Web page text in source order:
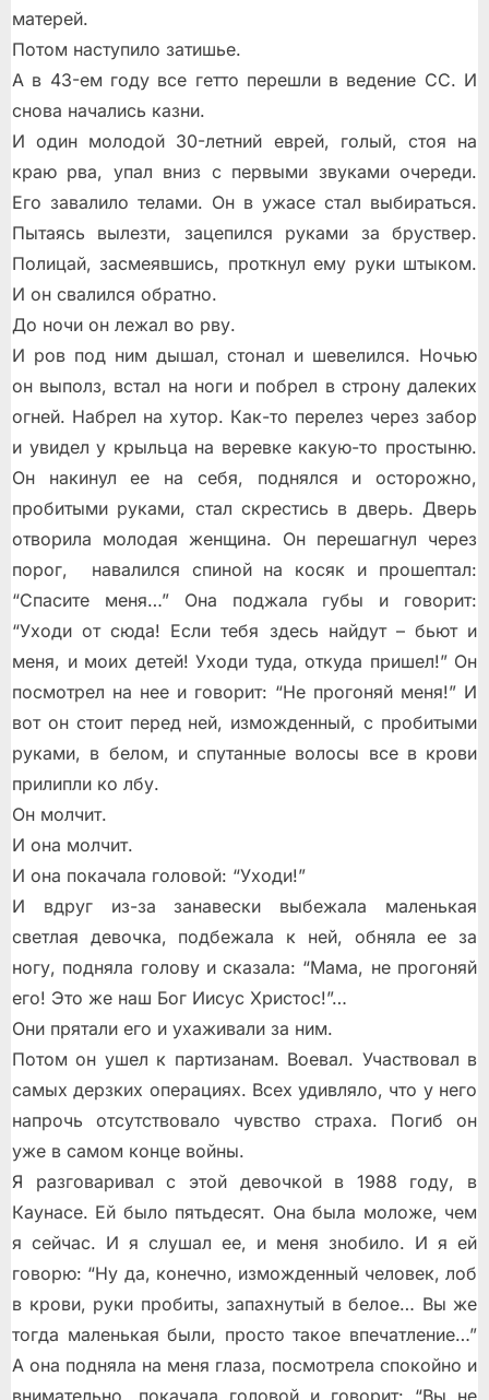
матерей.
Потом наступило затишье.
А в 43-ем году все гетто перешли в ведение СС. И
снова начались казни.
И один молодой 30-летний еврей, голый, стоя на
краю рва, упал вниз с первыми звуками очереди.
Его завалило телами. Он в ужасе стал выбираться.
Пытаясь вылезти, зацепился руками за бруствер.
Полицай, засмеявшись, проткнул ему руки штыком.
И он свалился обратно.
До ночи он лежал во рву.
И ров под ним дышал, стонал и шевелился. Ночью
он выполз, встал на ноги и побрел в строну далеких
огней. Набрел на хутор. Как-то перелез через забор
и увидел у крыльца на веревке какую-то простыню.
Он накинул ее на себя, поднялся и осторожно,
пробитыми руками, стал скрестись в дверь. Дверь
отворила молодая женщина. Он перешагнул через
порог, навалился спиной на косяк и прошептал:
“Спасите меня…” Она поджала губы и говорит:
“Уходи от сюда! Если тебя здесь найдут – бьют и
меня, и моих детей! Уходи туда, откуда пришел!” Он
посмотрел на нее и говорит: “Не прогоняй меня!” И
вот он стоит перед ней, изможденный, с пробитыми
руками, в белом, и спутанные волосы все в крови
прилипли ко лбу.
Он молчит.
И она молчит.
И она покачала головой: “Уходи!”
И вдруг из-за занавески выбежала маленькая
светлая девочка, подбежала к ней, обняла ее за
ногу, подняла голову и сказала: “Мама, не прогоняй
его! Это же наш Бог Иисус Христос!”…
Они прятали его и ухаживали за ним.
Потом он ушел к партизанам. Воевал. Участвовал в
самых дерзких операциях. Всех удивляло, что у него
напрочь отсутствовало чувство страха. Погиб он
уже в самом конце войны.
Я разговаривал с этой девочкой в 1988 году, в
Каунасе. Ей было пятьдесят. Она была моложе, чем
я сейчас. И я слушал ее, и меня знобило. И я ей
говорю: “Ну да, конечно, изможденный человек, лоб
в крови, руки пробиты, запахнутый в белое… Вы же
тогда маленькая были, просто такое впечатление…”
А она подняла на меня глаза, посмотрела спокойно и
внимательно, покачала головой и говорит: “Вы не